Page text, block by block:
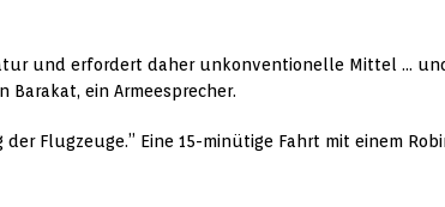
und erfordert daher unkonventionelle Mittel …
ein Armeesprecher.
Flugzeuge.” Eine 15-minütige Fahrt mit einem